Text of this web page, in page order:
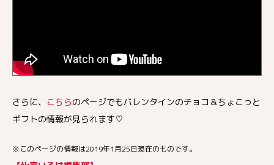
さらに、 こちらのページでもバレンタインのチョコ＆ちょこっと
ギフトの情報が見られます♡
※このページの情報は2019年1月25日現在のものです。